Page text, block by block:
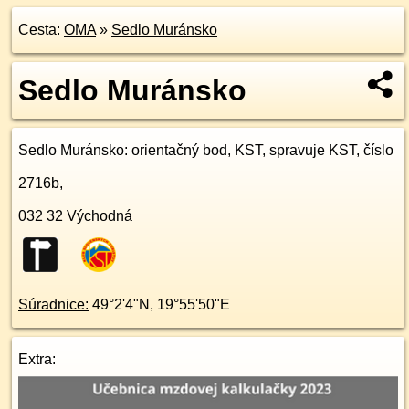
Cesta: OMA» Sedlo Muránsko
Sedlo Muránsko
Sedlo Muránsko: orientačný bod, KST, spravuje KST, číslo
2716b,
032 32 Východná
Súradnice: 49°2'4"N , 19°55'50"E
Extra: